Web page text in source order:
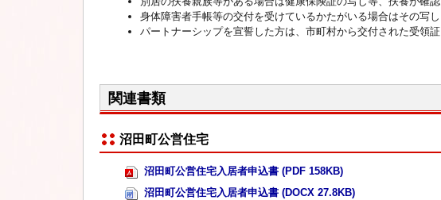
身体障害者手帳等の交付を受けているかたがいる場合はその写し
パートナーシップを宣誓した方は、市町村から交付された受領
関連書類
沼田町公営住宅
沼田町公営住宅入居者申込書 (PDF 158KB)
沼田町公営住宅入居者申込書 (DOCX 27.8KB)